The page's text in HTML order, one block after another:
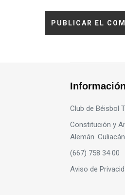
Información
Club de Béisbol
Constitución y
Alemán.
(667) 758 34 00
Aviso de